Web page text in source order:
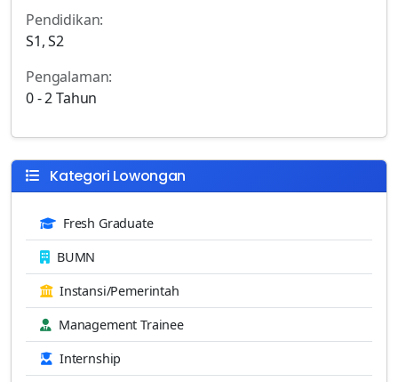
Pendidikan:
S1, S2
Pengalaman:
0 - 2 Tahun
Kategori Lowongan
Fresh Graduate
BUMN
Instansi/Pemerintah
Management Trainee
Internship